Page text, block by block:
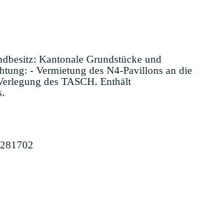
Kantonale Grundstücke und
- Vermietung des N4-Pavillons an die
des TASCH. Enthält